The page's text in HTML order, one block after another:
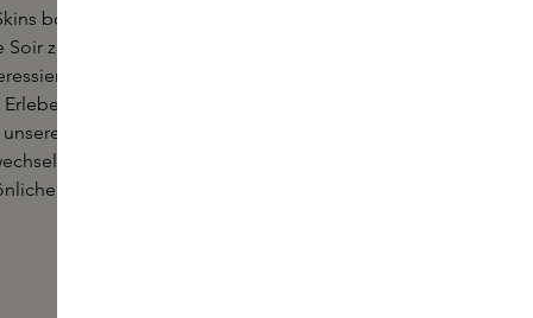
boutiques zur Seite, um Ihnen
zu finden. Egal ob Sie sich für
wir bieten Ihnen
Sie BDK Parfums Pas Ce
Online Sample-Service.
Stil von BDK Parfums
Stil unterstreichen und Ihre